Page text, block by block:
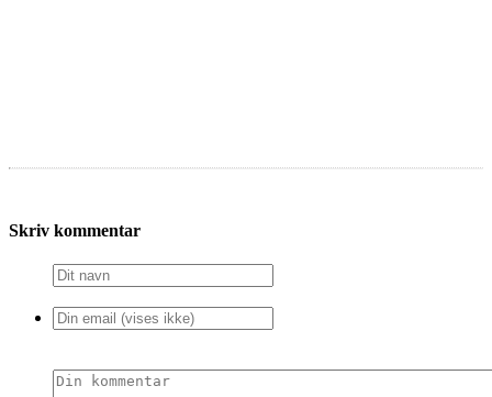
Skriv kommentar